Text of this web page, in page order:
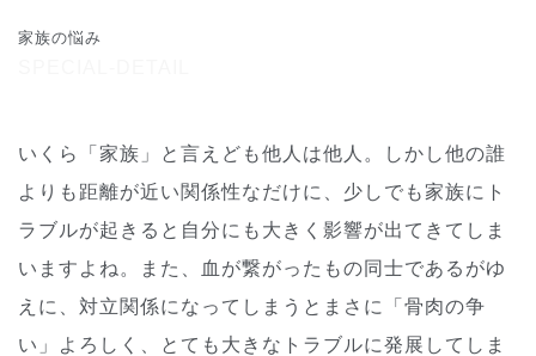
家族の悩み
いくら「家族」と言えども他人は他人。しかし他の誰
よりも距離が近い関係性なだけに、少しでも家族にト
ラブルが起きると自分にも大きく影響が出てきてしま
いますよね。また、血が繋がったもの同士であるがゆ
えに、対立関係になってしまうとまさに「骨肉の争
い」よろしく、とても大きなトラブルに発展してしま